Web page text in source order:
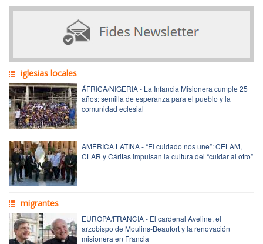
iglesias locales
ÁFRICA/NIGERIA - La Infancia Misionera cumple 25
años: semilla de esperanza para el pueblo y la
comunidad eclesial
AMÉRICA LATINA - “El cuidado nos une”: CELAM,
CLAR y Cáritas impulsan la cultura del “cuidar al otro”
migrantes
EUROPA/FRANCIA - El cardenal Aveline, el
arzobispo de Moulins-Beaufort y la renovación
misionera en Francia